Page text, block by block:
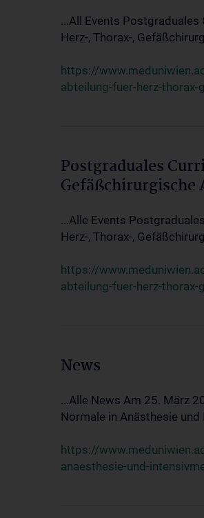
...All Events
Herz-, Thorax-,
https://
abteilung-fuer-herz-
Postgraduales
...Alle Events
Herz-, Thorax-,
https://
abteilung-fuer-herz-
News
...Alle News Am 25. März
Normale in Anästhesie
https://
anaesthesie-und-